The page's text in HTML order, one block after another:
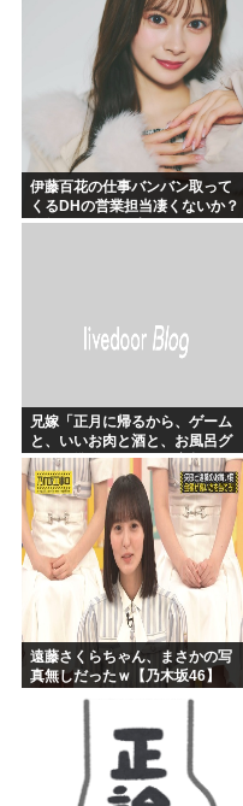
伊藤百花の仕事バンバン取って
くるDHの営業担当凄くないか？
今年のボーナス凄いことになり
兄嫁「正月に帰るから、ゲーム
と、いいお肉と酒と、お風呂グ
ッズの準備しとけよ」寝起きの
私「知るかボケ」兄嫁「キィィ
ィィー！！！！」私「あ…」
遠藤さくらちゃん、まさかの写
真無しだったｗ【乃木坂46】